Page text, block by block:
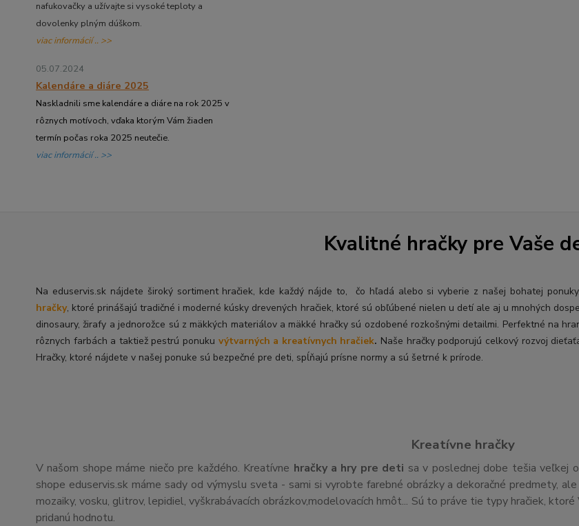
nafukovačky a užívajte si vysoké teploty a
dovolenky plným dúškom.
viac informácií .. >>
05.07.2024
Kalendáre a diáre 2025
Naskladnili sme kalendáre a diáre na rok 2025 v
rôznych motívoch, vďaka ktorým Vám žiaden
termín počas roka 2025 neutečie.
viac informácií .. >>
Kvalitné hračky pre Vaše
Na eduservis.sk nájdete široký sortiment hračiek, kde každý nájde to, čo hľadá alebo si vyberie z našej bohatej
hračky, ktoré prinášajú tradičné i moderné kúsky drevených hračiek, ktoré sú obľúbené nielen u detí ale aj u mnohých
dinosaury, žirafy a jednorožce sú z mäkkých materiálov a mäkké hračky sú ozdobené rozkošnými detailmi. Perfektné na
rôznych farbách a taktiež pestrú ponuku výtvarných a kreatívnych hračiek. Naše hračky podporujú celkový rozvoj
Hračky, ktoré nájdete v našej ponuke sú bezpečné pre deti, spĺňajú prísne normy a sú šetrné k prírode.
Kreatívne hračky
V našom shope máme niečo pre každého. Kreatívne hračky a hry pre deti sa v poslednej dobe tešia veľkej
shope eduservis.sk máme sady od výmyslu sveta - sami si vyrobte farebné obrázky a dekoračné predmety,
mozaiky, vosku, glitrov, lepidiel, vyškrabávacích obrázkov,modelovacích hmôt... Sú to práve tie typy hračiek,
pridanú hodnotu.